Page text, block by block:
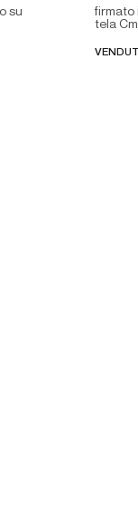
su
firmato
tela